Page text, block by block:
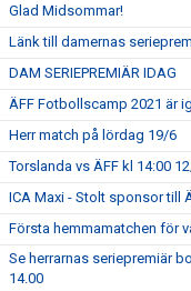
Glad Midsommar!
Länk till damernas
DAM SERIEPREMIÄR IDAG
ÄFF Fotbollscamp 2021 är
Herr match på lördag 19/6
Torslanda vs ÄFF kl 14:00
ICA Maxi - Stolt sponsor till
Första hemmamatchen för
Se herrarnas seriepremiär
14.00